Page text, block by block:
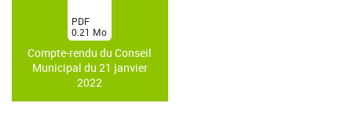
Compte-rendu du Conseil
Municipal du 21 janvier
2022
(PDF
0.21 Mo
)